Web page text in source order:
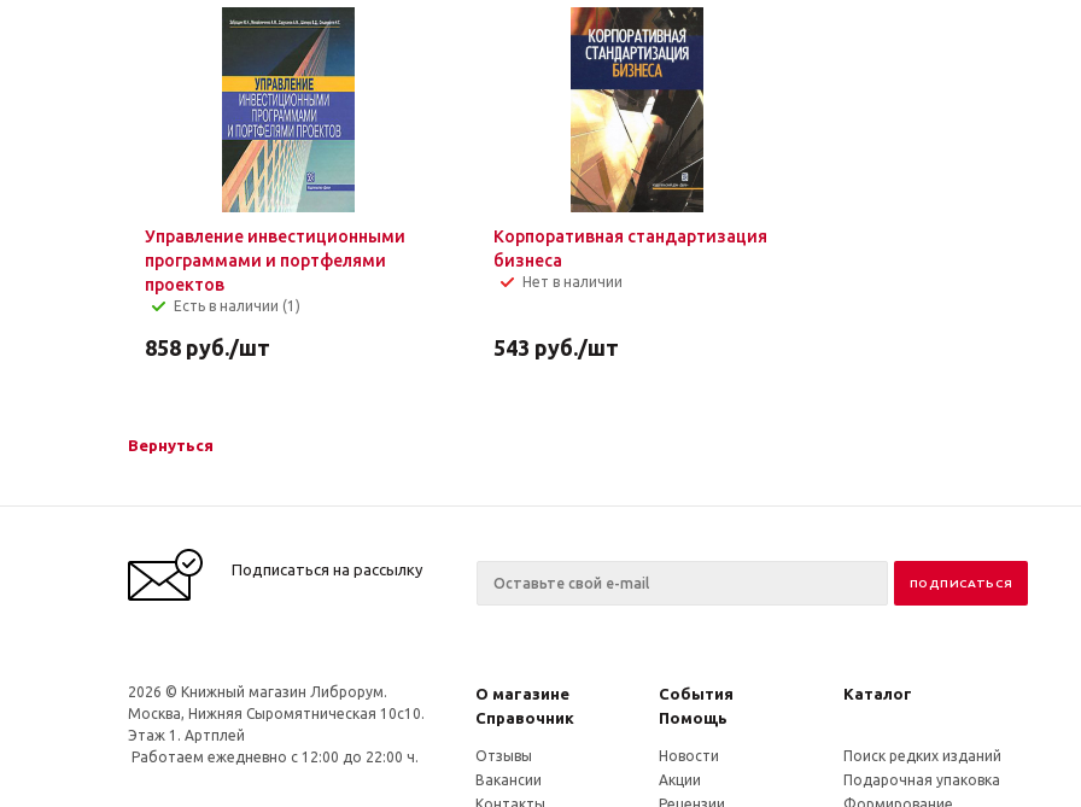
Управление инвестиционными
программами и портфелями
проектов
Есть в наличии (1)
858 руб./шт
Корпоративная стандартизация
бизнеса
Нет в наличии
543 руб./шт
Вернуться
Подписаться на рассылку
2026 © Книжный магазин Либрорум.
Москва, Нижняя Сыромятническая 10с10.
Этаж 1. Артплей
Работаем ежедневно с 12:00 до 22:00 ч.
О магазине События
Каталог
Справочник
Помощь
Отзывы
Вакансии
Контакты
Новости
Акции
Рецензии
Поиск редких изданий
Подарочная упаковка
Формирование